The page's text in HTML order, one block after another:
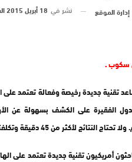
إدارة الموقع نشر في 18 أبريل 2015 الساعة 3 و 00 دقيقة
ـ
تقنية جديدة رخيصة وفعالة تعتمد على
الفقيرة على الكشف بسهولة عن
النتائج لأكثر من 45 دقيقة وتكلفتها أقل من 2 يورو.
أمريكيون تقنية جديدة تعتمد على